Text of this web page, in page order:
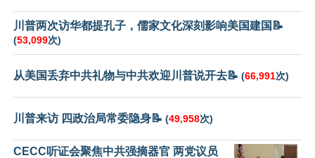
川普两次访华都提孔子，儒家文化深刻影响美国建国📝
(53,099次)
从美国丢弃中共礼物与中共欢迎川普说开去📝 (66,991次)
川普来访 四政治局常委隐身📝 (49,958次)
CECC听证会聚焦中共强摘器官 两党议员